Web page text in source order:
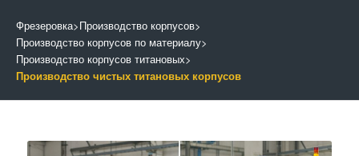
Фрезеровка>Производство корпусов>
Производство корпусов по материалу>
Производство корпусов титановых>
Производство чистых титановых корпусов